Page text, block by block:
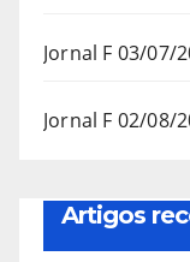
Jornal F 03/07/
Jornal F 02/08/
Artigos